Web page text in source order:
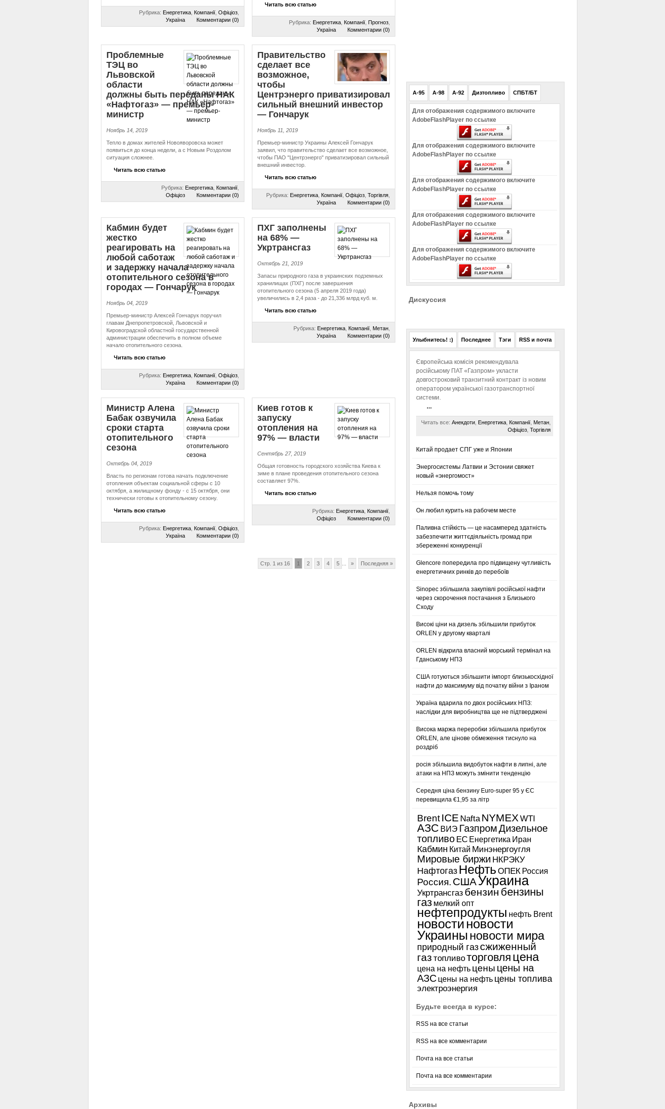
Рубрика: Енергетика, Компанії, Офіціоз,
Україна
Комментарии (0)
Читать всю статью
Рубрика: Енергетика, Компанії, Прогноз,
Україна
Комментарии (0)
Проблемные
ТЭЦ во
Львовской
области
должны быть переданы НАК
«Нафтогаз» — премьер-
министр
Ноябрь 14, 2019
Тепло в домах жителей Новояворовска может
появиться до конца недели, а с Новым Роздолом
ситуация сложнее.
Читать всю статью
Рубрика: Енергетика, Компанії,
Офіціоз
Комментарии (0)
Правительство
сделает все
возможное,
чтобы
Центрэнерго при­ва­ти­зи­ро­вал
сильный внешний инвестор
— Гончарук
Ноябрь 11, 2019
Премьер-министр Украины Алексей Гончарук
заявил, что правительство сделает все возможное,
чтобы ПАО "Центрэнерго" приватизировал сильный
внешний инвестор.
Читать всю статью
Рубрика: Енергетика, Компанії, Офіціоз, Торгівля,
Україна
Комментарии (0)
Кабмин будет
жестко
реагировать на
любой саботаж
и задержку начала
отопительного сезона в
городах — Гончарук
Ноябрь 04, 2019
Премьер-министр Алексей Гончарук поручил
главам Днепропетровской, Львовской и
Кировоградской областной государственной
администрации обеспечить в полном объеме
начало отопительного сезона.
Читать всю статью
Рубрика: Енергетика, Компанії, Офіціоз,
Україна
Комментарии (0)
ПХГ заполнены
на 68% —
Укртрансгаз
Октябрь 21, 2019
Запасы природного газа в украинских подземных
хранилищах (ПХГ) после завершения
отопительного сезона (5 апреля 2019 года)
увеличились в 2,4 раза - до 21,336 млрд куб. м.
Читать всю статью
Рубрика: Енергетика, Компанії, Метан,
Україна
Комментарии (0)
Министр Алена
Бабак озвучила
сроки старта
отопительного
сезона
Октябрь 04, 2019
Власть по регионам готова начать подключение
отопления объектам социальной сферы с 10
октября, а жилищному фонду - с 15 октября, они
технически готовы к отопительному сезону.
Читать всю статью
Рубрика: Енергетика, Компанії, Офіціоз,
Україна
Комментарии (0)
Киев готов к
запуску
отопления на
97% — власти
Сентябрь 27, 2019
Общая готовность городского хозяйства Киева к
зиме в плане проведения отопительного сезона
составляет 97%.
Читать всю статью
Рубрика: Енергетика, Компанії,
Офіціоз
Комментарии (0)
Стр. 1 из 16 1 2 3 4 5 » Последняя »
A-95 A-98 A-92 Дизтопливо СПБТ/БТ
Для отображения содержимого включите
AdobeFlashPlayer по ссылке
Для отображения содержимого включите
AdobeFlashPlayer по ссылке
Для отображения содержимого включите
AdobeFlashPlayer по ссылке
Для отображения содержимого включите
AdobeFlashPlayer по ссылке
Для отображения содержимого включите
AdobeFlashPlayer по ссылке
Дискуссия
Улыбнитесь! :) Последнее Тэги RSS и почта
Європейська комісія рекомендувала
російському ПАТ «Газпром» укласти
довгостроковий транзитний контракт із новим
оператором української газотранспортної
системи.
…
Читать все: Анекдоти, Енергетика, Компанії, Метан,
Офіціоз, Торгівля
Китай продает СПГ уже и Японии
Энергосистемы Латвии и Эстонии свяжет
новый «энергомост»
Нельзя помочь тому
Он любил курить на рабочем месте
Паливна стійкість — це насамперед здатність
забезпечити життєдіяльність громад при
збереженні конкуренції
Glencore попередила про підвищену чутливість
енергетичних ринків до перебоїв
Sinopec збільшила закупівлі російської нафти
через скорочення постачання з Близького
Сходу
Високі ціни на дизель збільшили прибуток
ORLEN у другому кварталі
ORLEN відкрила власний морський термінал на
Гданському НПЗ
США готуються збільшити імпорт близькосхідної
нафти до максимуму від початку війни з Іраном
Україна вдарила по двох російських НПЗ:
наслідки для виробництва ще не підтверджені
Висока маржа переробки збільшила прибуток
ORLEN, але цінове обмеження тиснуло на
роздріб
росія збільшила видобуток нафти в липні, але
атаки на НПЗ можуть змінити тенденцію
Середня ціна бензину Euro-super 95 у ЄС
перевищила €1,95 за літр
Brent ICE Nafta NYMEXWTI
АЗС ВИЭ ГазпромДизельное
топливо ЕС Енергетика Иран
Кабмин Китай Минэнергоугля
Мировые биржи НКРЭКУ
Нафтогаз Нефть ОПЕК Россия
Россия. СШАУкраина
Укртрансгаз бензин бензины
газ мелкий опт
нефтепродукты нефть Brent
новости новости
Украины новости мира
природный газсжиженный
газ топливоторговля цена
цена на нефть цены цены на
АЗС цены на нефть цены топлива
электроэнергия
Будьте всегда в курсе:
RSS на все статьи
RSS на все комментарии
Почта на все статьи
Почта на все комментарии
Архивы